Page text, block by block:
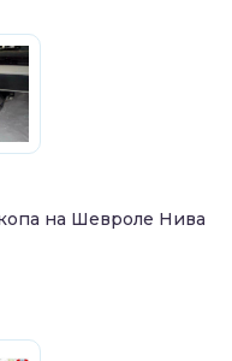
на Шевроле Нива